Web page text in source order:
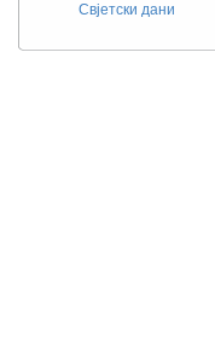
Свјетски дани